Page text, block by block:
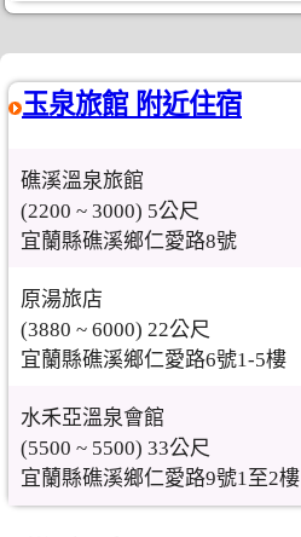
玉泉旅館 附近住宿
礁溪溫泉旅館
(2200 ~ 3000) 5公尺
宜蘭縣礁溪鄉仁愛路8號
原湯旅店
(3880 ~ 6000) 22公尺
宜蘭縣礁溪鄉仁愛路6號1-5樓
水禾亞溫泉會館
(5500 ~ 5500) 33公尺
宜蘭縣礁溪鄉仁愛路9號1至2樓